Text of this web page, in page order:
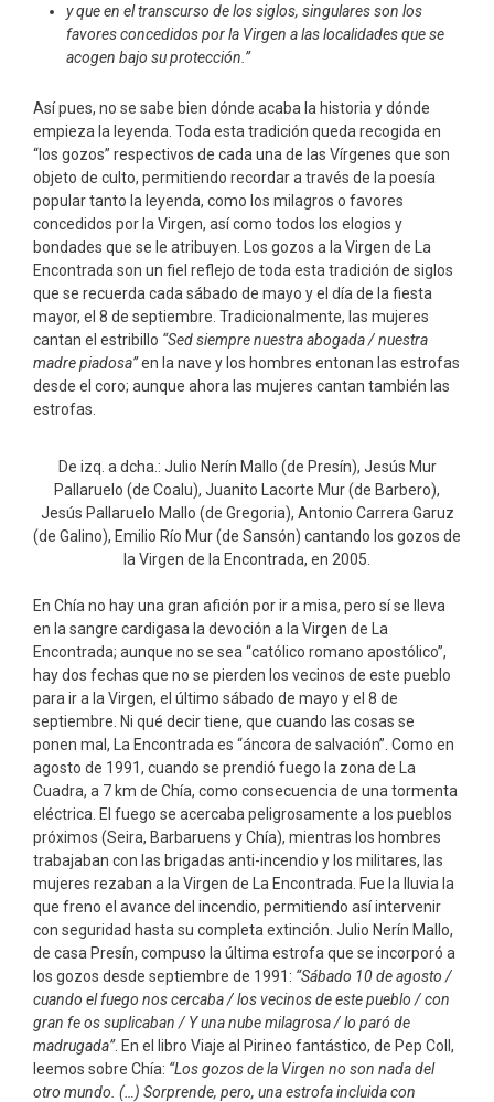
y que en el transcurso de los siglos, singulares son los
favores concedidos por la Virgen a las localidades que se
acogen bajo su protección.”
Así pues, no se sabe bien dónde acaba la historia y dónde
empieza la leyenda. Toda esta tradición queda recogida en
“los gozos” respectivos de cada una de las Vírgenes que son
objeto de culto, permitiendo recordar a través de la poesía
popular tanto la leyenda, como los milagros o favores
concedidos por la Virgen, así como todos los elogios y
bondades que se le atribuyen. Los gozos a la Virgen de La
Encontrada son un fiel reflejo de toda esta tradición de siglos
que se recuerda cada sábado de mayo y el día de la fiesta
mayor, el 8 de septiembre. Tradicionalmente, las mujeres
cantan el estribillo “Sed siempre nuestra abogada / nuestra
madre piadosa”en la nave y los hombres entonan las estrofas
desde el coro; aunque ahora las mujeres cantan también las
estrofas.
De izq. a dcha.: Julio Nerín Mallo (de Presín), Jesús Mur
Pallaruelo (de Coalu), Juanito Lacorte Mur (de Barbero),
Jesús Pallaruelo Mallo (de Gregoria), Antonio Carrera Garuz
(de Galino), Emilio Río Mur (de Sansón) cantando los gozos de
la Virgen de la Encontrada, en 2005.
En Chía no hay una gran afición por ir a misa, pero sí se lleva
en la sangre cardigasa la devoción a la Virgen de La
Encontrada; aunque no se sea “católico romano apostólico”,
hay dos fechas que no se pierden los vecinos de este pueblo
para ir a la Virgen, el último sábado de mayo y el 8 de
septiembre. Ni qué decir tiene, que cuando las cosas se
ponen mal, La Encontrada es “áncora de salvación”. Como en
agosto de 1991, cuando se prendió fuego la zona de La
Cuadra, a 7 km de Chía, como consecuencia de una tormenta
eléctrica. El fuego se acercaba peligrosamente a los pueblos
próximos (Seira, Barbaruens y Chía), mientras los hombres
trabajaban con las brigadas anti-incendio y los militares, las
mujeres rezaban a la Virgen de La Encontrada. Fue la lluvia la
que freno el avance del incendio, permitiendo así intervenir
con seguridad hasta su completa extinción. Julio Nerín Mallo,
de casa Presín, compuso la última estrofa que se incorporó a
los gozos desde septiembre de 1991: “Sábado 10 de agosto /
cuando el fuego nos cercaba / los vecinos de este pueblo / con
gran fe os suplicaban / Y una nube milagrosa / lo paró de
madrugada”. En el libro Viaje al Pirineo fantástico, de Pep Coll,
leemos sobre Chía: “Los gozos de la Virgen no son nada del
otro mundo. (…) Sorprende, pero, una estrofa incluida con